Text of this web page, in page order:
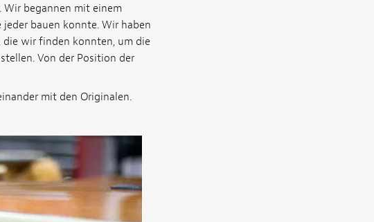
begannen mit einem
bauen konnte. Wir haben
die wir finden konnten, um die
Von der Position der
mit den Originalen.